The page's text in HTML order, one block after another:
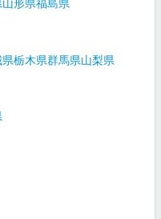
山形県福島県
栃木県群馬県山梨県